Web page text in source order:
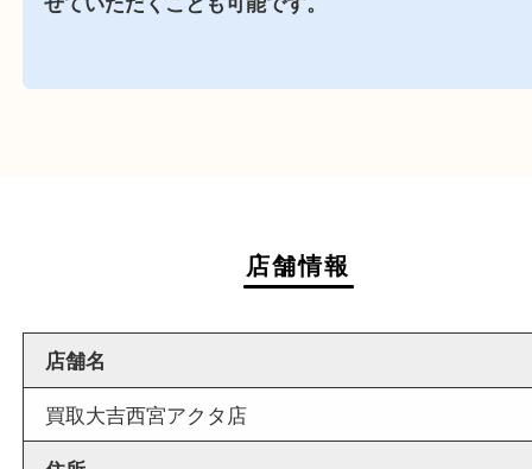
週末も営業中
当店は週末も営業しております。平日にはご来店
いお客様にもご利用しやすい買取専門店です。